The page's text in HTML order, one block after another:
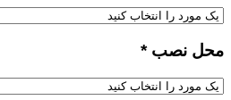
محل نصب *